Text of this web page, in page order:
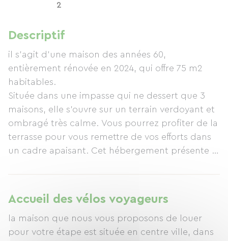
2
Descriptif
il s'agit d'une maison des années 60,
entièrement rénovée en 2024, qui offre 75 m2
habitables.
Située dans une impasse qui ne dessert que 3
maisons, elle s'ouvre sur un terrain verdoyant et
ombragé très calme. Vous pourrez profiter de la
terrasse pour vous remettre de vos efforts dans
un cadre apaisant. Cet hébergement présente 2
Pour les cyclistes, nous donnons l'accès au sous-
sol qui permet d'abriter les vélos en toute
sécurité.
Accueil des vélos voyageurs
la maison que nous vous proposons de louer
pour votre étape est située en centre ville, dans